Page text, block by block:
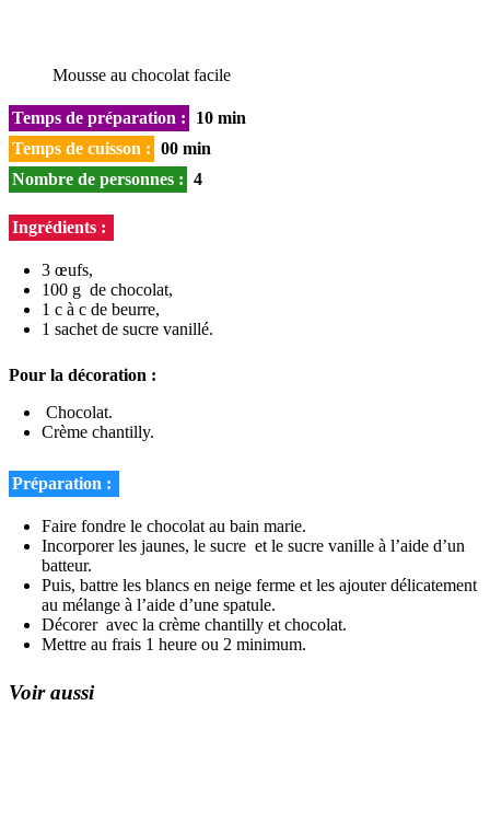
Mousse au chocolat facile
Temps de préparation :
10 min
Temps de cuisson : 00 min
Nombre de personnes : 4
Ingrédients :
3 œufs,
100 g de chocolat,
1 c à c de beurre,
1 sachet de sucre vanillé.
Pour la décoration :
Chocolat.
Crème chantilly.
Préparation :
Faire fondre le chocolat au bain marie.
Incorporer les jaunes, le sucre et le sucre vanille à l’aide d’un
batteur.
Puis, battre les blancs en neige ferme et les ajouter délicatement
au mélange à l’aide d’une spatule.
Décorer avec la crème chantilly et chocolat.
Mettre au frais 1 heure ou 2 minimum.
Voir aussi